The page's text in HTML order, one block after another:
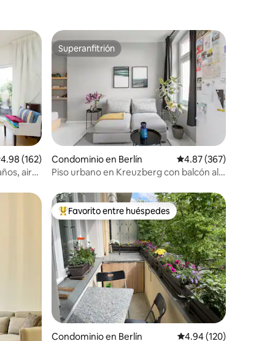
promedio: 4.98 de 5; 162 evaluaciones
4.98 (162)
aire
Superanfitrión
Superanfitrión
Condominio en Berlín Calificación promedio:
4.87 (367)
Piso urbano en Kreuzberg con balcón al
De los mejores en Favorito entre huéspedes
Favorito entre huéspedes
Condominio en Berlín Calificación promedio:
4.94 (120)